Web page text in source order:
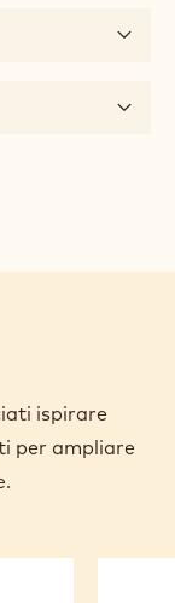
ispirare
per ampliare